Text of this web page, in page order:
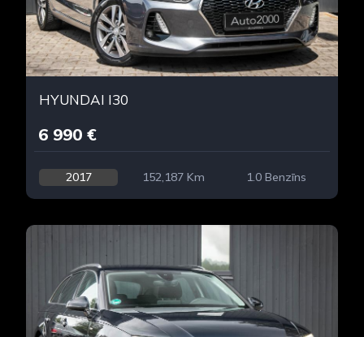
HYUNDAI I30
6 990 €
2017 152,187 Km 1.0 Benzīns